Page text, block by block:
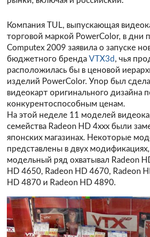
Компания TUL, выпускающая
торговой маркой PowerColor, в дни
Computex 2009 заявила о запуске
бюджетного бренда VTX3d , чья
расположилась бы в ценовой
изделий PowerColor. Упор был
видеокарт оригинального дизайна
конкурентоспособным ценам.
На этой неделе 11 моделей
семейства Radeon HD 4xxx были
японских магазинах. Некоторые
представлены в двух
модельный ряд охватывал Radeon
HD 4650, Radeon HD 4670, Radeon
HD 4870 и Radeon HD 4890.